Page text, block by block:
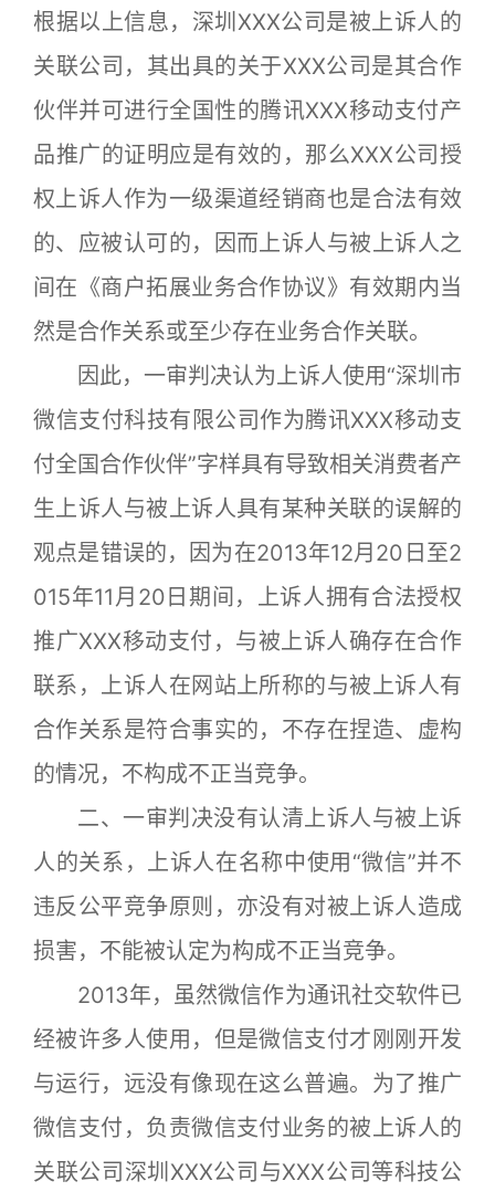
根据以上信息，深圳XXX公司是被上诉人的
关联公司，其出具的关于XXX公司是其合作
伙伴并可进行全国性的腾讯XXX移动支付产
品推广的证明应是有效的，那么XXX公司授
权上诉人作为一级渠道经销商也是合法有效
的、应被认可的，因而上诉人与被上诉人之
间在《商户拓展业务合作协议》有效期内当
然是合作关系或至少存在业务合作关联。
因此，一审判决认为上诉人使用“深圳市
微信支付科技有限公司作为腾讯XXX移动支
付全国合作伙伴”字样具有导致相关消费者产
生上诉人与被上诉人具有某种关联的误解的
观点是错误的，因为在2013年12月20日至2
015年11月20日期间，上诉人拥有合法授权
推广XXX移动支付，与被上诉人确存在合作
联系，上诉人在网站上所称的与被上诉人有
合作关系是符合事实的，不存在捏造、虚构
的情况，不构成不正当竞争。
二、一审判决没有认清上诉人与被上诉
人的关系，上诉人在名称中使用“微信”并不
违反公平竞争原则，亦没有对被上诉人造成
损害，不能被认定为构成不正当竞争。
2013年，虽然微信作为通讯社交软件已
经被许多人使用，但是微信支付才刚刚开发
与运行，远没有像现在这么普遍。为了推广
微信支付，负责微信支付业务的被上诉人的
关联公司深圳XXX公司与XXX公司等科技公